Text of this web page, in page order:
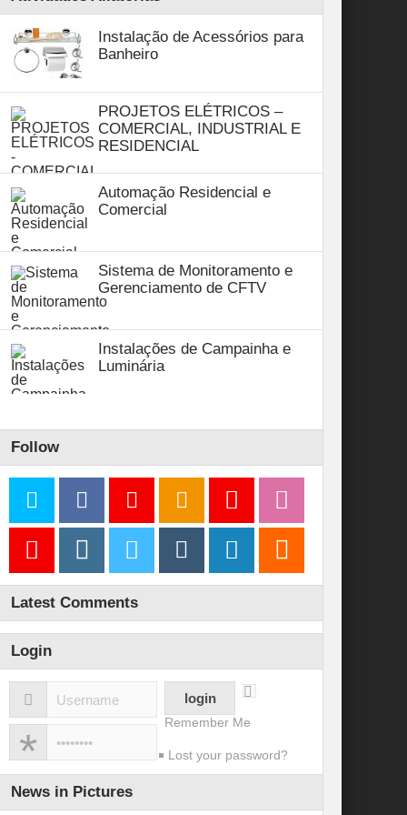
Instalação de Acessórios para
Banheiro
PROJETOS ELÉTRICOS –
COMERCIAL, INDUSTRIAL E
RESIDENCIAL
Automação Residencial e
Comercial
Sistema de Monitoramento e
Gerenciamento de CFTV
Instalações de Campainha e
Luminária
Follow
Latest Comments
Login
Remember Me
Lost your password?
News in Pictures